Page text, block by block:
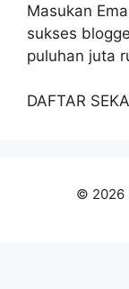
Masukan
sukses
puluhan juta
DAFTAR
© 2026